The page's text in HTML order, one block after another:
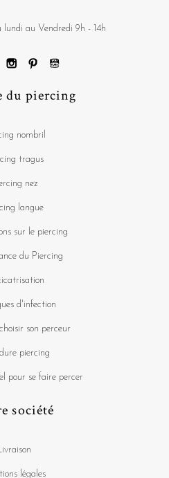
lundi au Vendredi 9h - 14h
du piercing
nombril
tragus
nez
langue
sur le piercing
du Piercing
d'infection
son perceur
piercing
pour se faire percer
société
légales